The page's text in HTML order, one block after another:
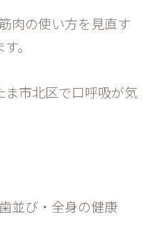
肉の使い方を見直す
。
ま市北区で口呼吸が気
並び・全身の健康